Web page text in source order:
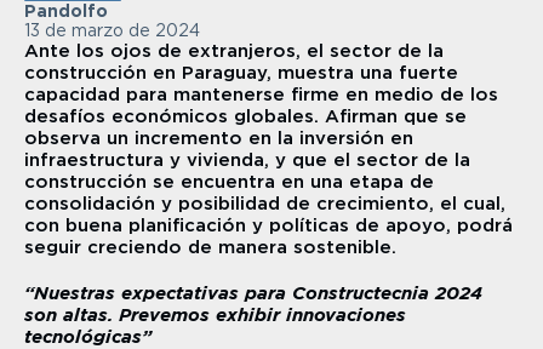
Pandolfo
13 de marzo de 2024
Ante los ojos de extranjeros, el sector de la
construcción en Paraguay, muestra una fuerte
capacidad para mantenerse firme en medio de los
desafíos económicos globales. Afirman que se
observa un incremento en la inversión en
infraestructura y vivienda, y que el sector de la
construcción se encuentra en una etapa de
consolidación y posibilidad de crecimiento, el cual,
con buena planificación y políticas de apoyo, podrá
seguir creciendo de manera sostenible.
“Nuestras expectativas para Constructecnia 2024
son altas. Prevemos exhibir innovaciones
tecnológicas”